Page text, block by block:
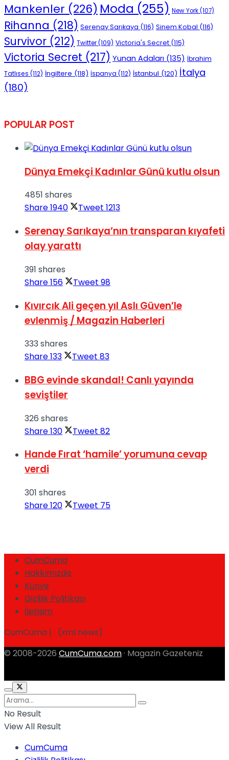
Mankenler (226) Moda (255) New York(107)
Rihanna (218) Serenay Sarıkaya (116) Sinem Kobal (116)
Survivor (212) Twitter(109) Victoria's Secret (115)
Victoria Secret (217) Yunan Adaları (135) İbrahim
Tatlıses (112) İngiltere (118) İspanya (112) İstanbul (120) İtalya
(180)
POPULAR POST
Dünya Emekçi Kadınlar Günü kutlu olsun
4851 shares
Share1940 Tweet 1213
Serenay Sarıkaya’nın transparan kıyafeti
olay yarattı
391 shares
Share156 Tweet 98
Kıvırcık Ali geçen yıl Aslı Güven’le
evlenmiş / Magazin Haberleri
333 shares
Share133 Tweet 83
BBG evinde skandal! Canlı yayında
seviştiler
326 shares
Share130 Tweet 82
Hande Fırat ‘hamile’ yorumuna cevap
verdi
301 shares
Share120 Tweet 75
CumCuma
Hakkımızda
Künye
Gizlilik Politikası
İletişim
CumCuma | (xml news)
© 2008-2026 CumCuma.com · Magazin Gazeteniz
No Result
View All Result
CumCuma